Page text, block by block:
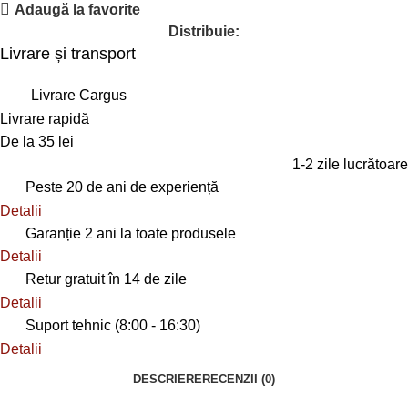
Adaugă la favorite
Distribuie:
Livrare și transport
Livrare Cargus
Livrare rapidă
De la 35 lei
1-2 zile lucrătoare
Peste 20 de ani de experiență
Detalii
Garanție 2 ani la toate produsele
Detalii
Retur gratuit în 14 de zile
Detalii
Suport tehnic (8:00 - 16:30)
Detalii
DESCRIERERECENZII (0)